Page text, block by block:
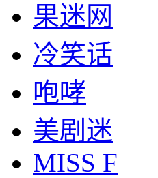
果迷网
冷笑话
咆哮
美剧迷
MISS F